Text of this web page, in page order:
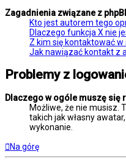
Zagadnienia związane z
Kto jest autorem tego
Dlaczego funkcja X nie
Z kim się kontaktować
Jak nawiązać kontakt z
Problemy z
Dlaczego w ogóle muszę się
Możliwe, że nie musisz.
takich jak własny
wykonanie.
Na górę